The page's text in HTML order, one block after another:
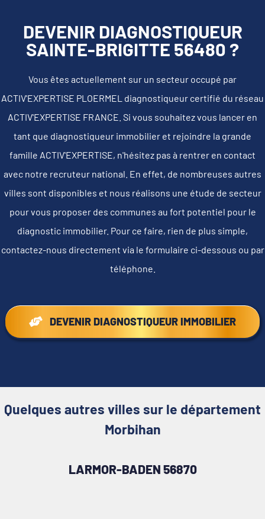
DEVENIR DIAGNOSTIQUEUR
SAINTE-BRIGITTE 56480 ?
Vous êtes actuellement sur un secteur occupé par
ACTIV'EXPERTISE PLOERMEL diagnostiqueur certifié du réseau
ACTIV'EXPERTISE FRANCE. Si vous souhaitez vous lancer en
tant que diagnostiqueur immobilier et rejoindre la grande
famille ACTIV'EXPERTISE, n'hésitez pas à rentrer en contact
avec notre recruteur national. En effet, de nombreuses autres
villes sont disponibles et nous réalisons une étude de secteur
pour vous proposer des communes au fort potentiel pour le
diagnostic immobilier. Pour ce faire, rien de plus simple,
contactez-nous directement via le formulaire ci-dessous ou par
téléphone.
DEVENIR DIAGNOSTIQUEUR IMMOBILIER
Quelques autres villes sur le département
Morbihan
LARMOR-BADEN 56870